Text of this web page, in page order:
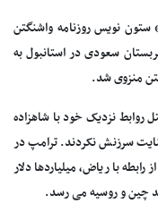
نویس روزنامه واشنگتن
در کنسولگری عربستان سعودی در استانبول به
منزوی شد.
روابط نزدیک خود با شاهزاده
سرزنش نکردند. ترامپ در
با ریاض، میلیاردها دلار
چین و روسیه می رسد.